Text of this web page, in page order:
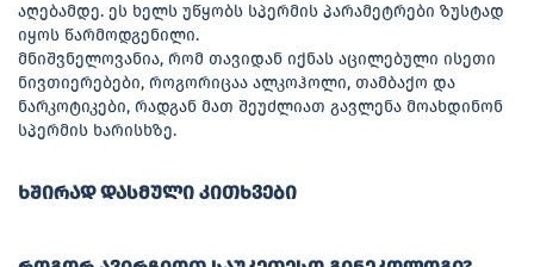
აღებამდე. ეს ხელს უწყობს სპერმის პარამეტრები ზუსტად
იყოს წარმოდგენილი.
მნიშვნელოვანია, რომ თავიდან იქნას აცილებული ისეთი
ნივთიერებები, როგორიცაა ალკოჰოლი, თამბაქო და
ნარკოტიკები, რადგან მათ შეუძლიათ გავლენა მოახდინონ
სპერმის ხარისხზე.
ხშირად დასმული კითხვები